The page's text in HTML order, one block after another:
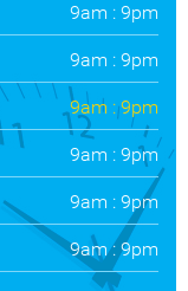
9am : 9pm
9am : 9pm
9am : 9pm
9am : 9pm
9am : 9pm
9am : 9pm